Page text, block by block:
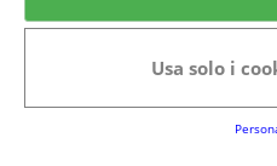
Bellezza
Usa solo i